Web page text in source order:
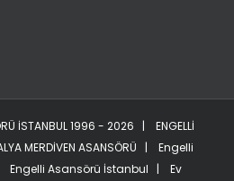
İSTANBUL1996 - 2026 |
ENGELLİ
MERDİVEN ASANSÖRÜ | Engelli
Engelli Asansörü İstanbul | Ev